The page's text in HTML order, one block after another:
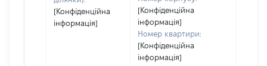
[Конфіденційна
інформація]
[Конфіденційна
інформація]
Номер квартири:
[Конфіденційна
інформація]